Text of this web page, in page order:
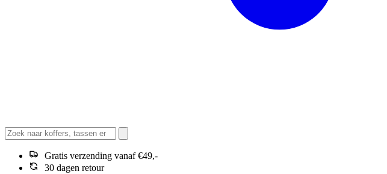
Gratis verzending vanaf €49,-
30 dagen retour